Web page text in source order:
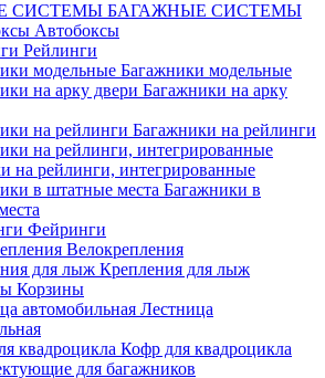
БАГАЖНЫЕ СИСТЕМЫ
Автобоксы
Рейлинги
Багажники модельные
Багажники на арку
Багажники на рейлинги
на рейлинги, интегрированные
Багажники в
Фейринги
Велокрепления
Крепления для лыж
Корзины
Лестница
Кофр для квадроцикла